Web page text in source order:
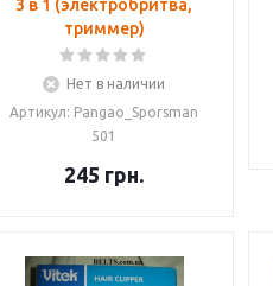
3 в 1 (электробритва,
триммер)
Нет в наличии
Артикул: Pangao_Sporsman
501
245 грн.